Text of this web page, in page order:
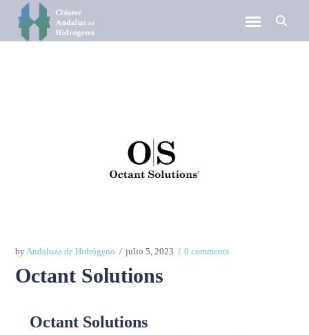
byAndaluza de Hidrógeno julio 5, 2023 0 comments
Octant Solutions
Octant Solutions